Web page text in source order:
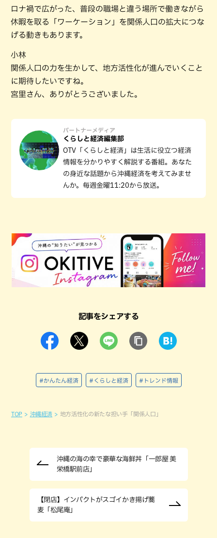
ロナ禍で広がった、普段の職場と違う場所で働きながら
休暇を取る「ワーケーション」を関係人口の拡大につな
げる動きもあります。
小林
関係人口の力を生かして、地方活性化が進んでいくこと
に期待したいですね。
宮里さん、ありがとうございました。
パートナーメディア
くらしと経済編集部
OTV「くらしと経済」は生活に役立つ経済
情報を分かりやすく解説する番組。あなた
の身近な話題から沖縄経済を考えてみませ
んか。毎週金曜11:20から放送。
記事をシェアする
#かんたん経済 #くらしと経済 #トレンド情報
TOP 沖縄経済 地方活性化の新たな担い手「関係人口」
沖縄の海の幸で豪華な海鮮丼「一郎屋 美
栄橋駅前店」
【閉店】インパクトがスゴイかき揚げ蕎
麦「松尾庵」